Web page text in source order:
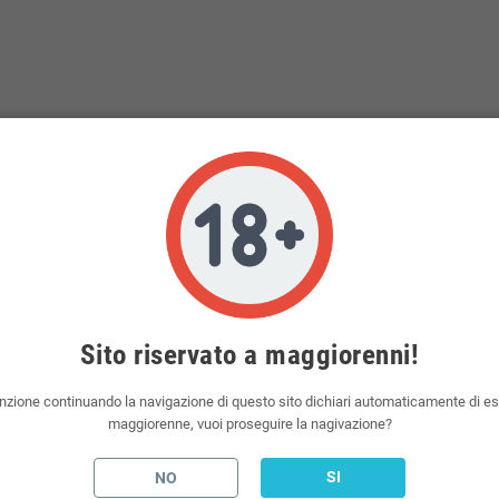
ml
ml
diluito a 60ml, senza attendere
aromatizzazione in
di diluizione.
otterrà un gusto intenso
per sigarette elettroniche,
Sito riservato a maggiorenni!
continuando la navigazione di questo sito dichiari automaticamente di
maggiorenne, vuoi proseguire la nagivazione?
NO SI